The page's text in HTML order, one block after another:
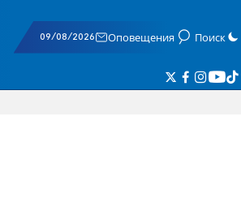
09/08/2026 Оповещения Поиск